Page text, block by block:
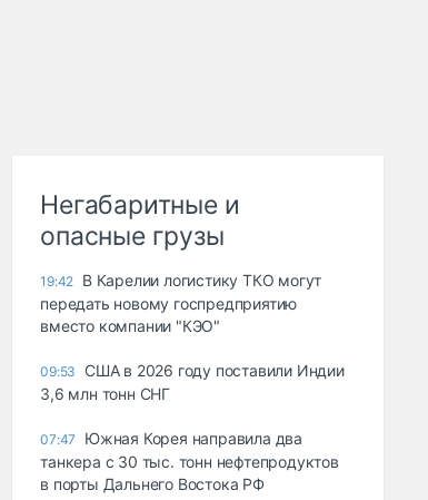
Негабаритные и
опасные грузы
19:42 В Карелии логистику ТКО могут
передать новому госпредприятию
вместо компании "КЭО"
09:53
США в 2026 году поставили Индии
3,6 млн тонн СНГ
07:47
Южная Корея направила два
танкера с 30 тыс. тонн нефтепродуктов
в порты Дальнего Востока РФ